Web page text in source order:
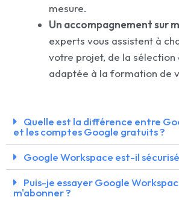
mesure.
Un accompagnement sur
experts vous assistent à
votre projet, de la
adaptée à la formation de
Quelle est la différence entre
et les comptes Google gratuits ?
Google Workspace est-il
Puis-je essayer Google
m'abonner ?